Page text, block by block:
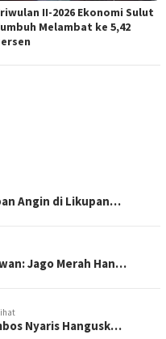
II-2026 Ekonomi Sulut
Melambat ke 5,42
Angin di Likupan…
Jago Merah Han…
Nyaris Hangusk…